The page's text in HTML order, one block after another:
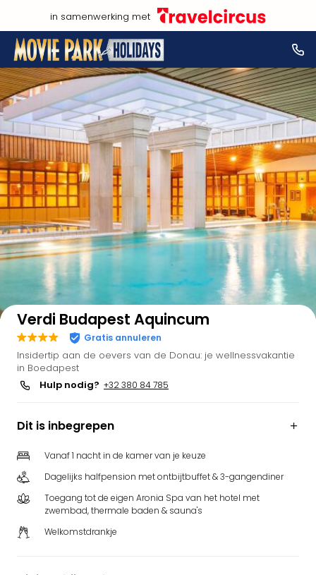
in samenwerking met
Bekijk op kaart
NL
Verdi Budapest Aquincum
Gratis annuleren
Insidertip aan de oevers van de Donau: je wellnessvakantie
in Boedapest
Hulp nodig? +32 380 84 785
Dit is inbegrepen
Vanaf 1 nacht in de kamer van je keuze
Dagelijks halfpension met ontbijtbuffet & 3-gangendiner
Toegang tot de eigen Aronia Spa van het hotel met
zwembad, thermale baden & sauna's
Welkomstdrankje